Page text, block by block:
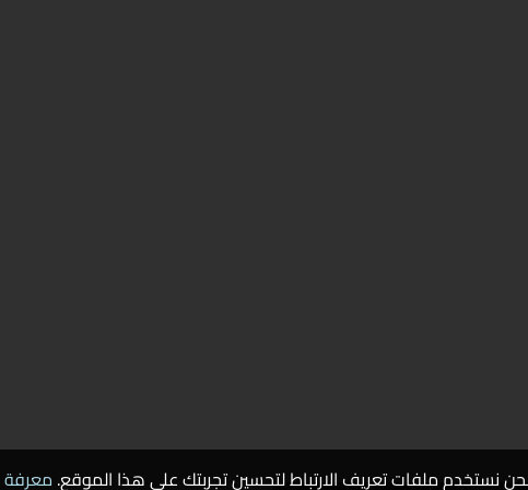
نستخدم ملفات تعريف الارتباط لتحسين تجربتك على هذا الموقع. معرفة